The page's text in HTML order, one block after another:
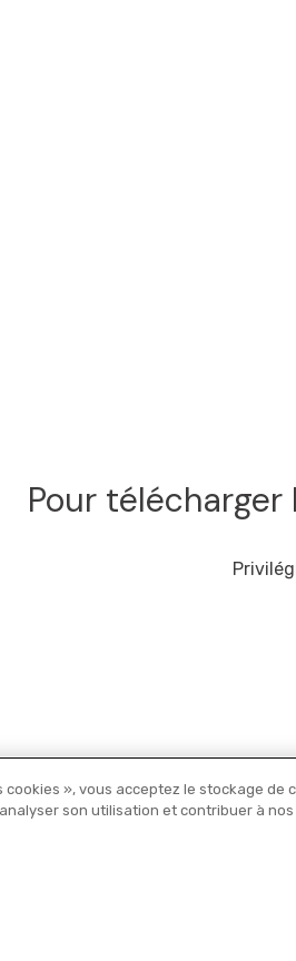
Pour
Michelin Editions Nos
», vous acceptez le stockage de
son utilisation et contribuer à